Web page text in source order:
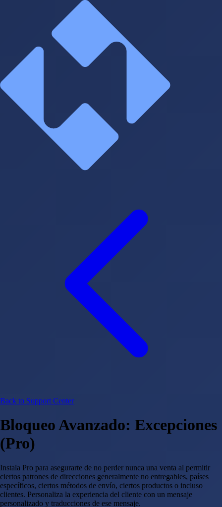
Back to Support Center
Bloqueo Avanzado: Excepciones
(Pro)
Instala Pro para asegurarte de no perder nunca una venta al permitir
ciertos patrones de direcciones generalmente no entregables, países
específicos, ciertos métodos de envío, ciertos productos o incluso
clientes. Personaliza la experiencia del cliente con un mensaje
personalizado y traducciones de ese mensaje.